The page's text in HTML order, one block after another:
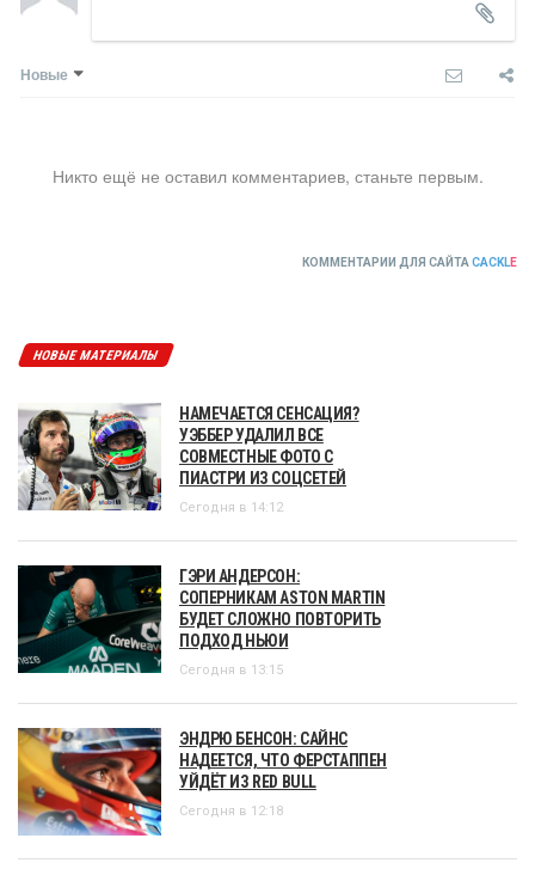
Новые
Никто ещё не оставил комментариев, станьте первым.
КОММЕНТАРИИ ДЛЯ САЙТА CACKLE
НОВЫЕ МАТЕРИАЛЫ
НАМЕЧАЕТСЯ СЕНСАЦИЯ?
УЭББЕР УДАЛИЛ ВСЕ
СОВМЕСТНЫЕ ФОТО С
ПИАСТРИ ИЗ СОЦСЕТЕЙ
Сегодня в 14:12
ГЭРИ АНДЕРСОН:
СОПЕРНИКАМ ASTON MARTIN
БУДЕТ СЛОЖНО ПОВТОРИТЬ
ПОДХОД НЬЮИ
Сегодня в 13:15
ЭНДРЮ БЕНСОН: САЙНС
НАДЕЕТСЯ, ЧТО ФЕРСТАППЕН
УЙДЁТ ИЗ RED BULL
Сегодня в 12:18